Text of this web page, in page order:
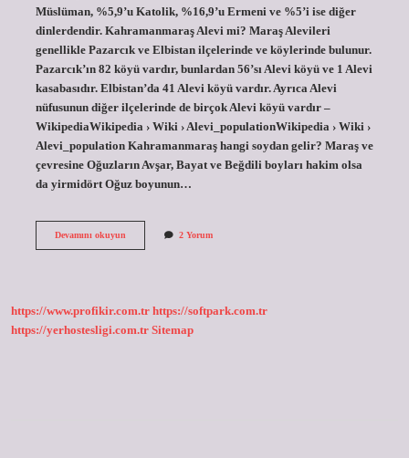
Müslüman, %5,9’u Katolik, %16,9’u Ermeni ve %5’i ise diğer
dinlerdendir. Kahramanmaraş Alevi mi? Maraş Alevileri
genellikle Pazarcık ve Elbistan ilçelerinde ve köylerinde bulunur.
Pazarcık’ın 82 köyü vardır, bunlardan 56’sı Alevi köyü ve 1 Alevi
kasabasıdır. Elbistan’da 41 Alevi köyü vardır. Ayrıca Alevi
nüfusunun diğer ilçelerinde de birçok Alevi köyü vardır –
WikipediaWikipedia › Wiki › Alevi_populationWikipedia › Wiki ›
Alevi_population Kahramanmaraş hangi soydan gelir? Maraş ve
çevresine Oğuzların Avşar, Bayat ve Beğdili boyları hakim olsa
da yirmidört Oğuz boyunun…
Devamını okuyunKahramanmaraş2 Yorum
https://www.profikir.com.tr https://softpark.com.tr
https://yerhostesligi.com.tr Sitemap